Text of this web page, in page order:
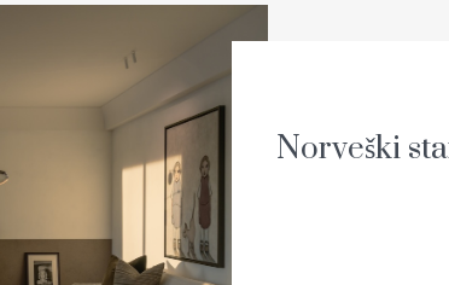
Norveški